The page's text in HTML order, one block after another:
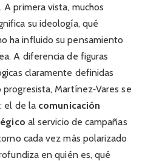
primera vista, muchos
su ideología, qué
ha influido su pensamiento
A diferencia de figuras
claramente definidas
Martínez‑Vares se
el de la comunicación
al servicio de campañas
cada vez más polarizado
en quién es, qué